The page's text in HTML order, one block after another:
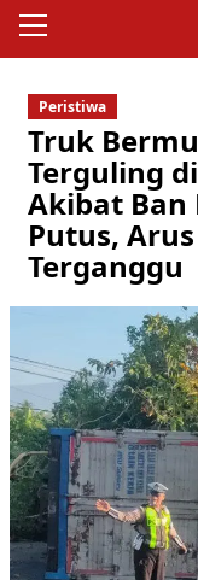
Menu
Peristiwa
Truk
Terguling
Akibat Ban
Putus,
Terganggu